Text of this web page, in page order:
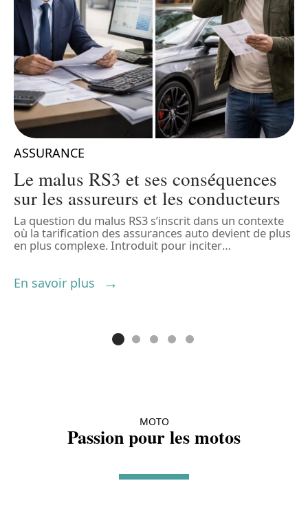
ASSURANCE
Le malus RS3 et ses conséquences
sur les assureurs et les conducteurs
La question du malus RS3 s’inscrit dans un contexte
où la tarification des assurances auto devient de plus
en plus complexe. Introduit pour inciter…
En savoir plus
MOTO
Passion pour les motos